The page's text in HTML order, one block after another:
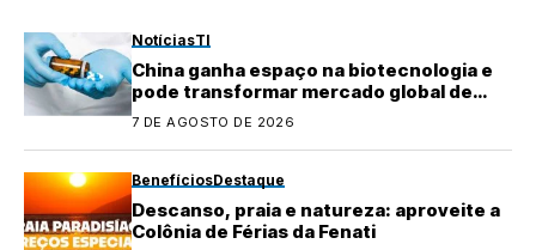
NotíciasTI
China ganha espaço na biotecnologia e
pode transformar mercado global de
medicamentos
7 DE AGOSTO DE 2026
BenefíciosDestaque
Descanso, praia e natureza: aproveite a
Colônia de Férias da Fenati